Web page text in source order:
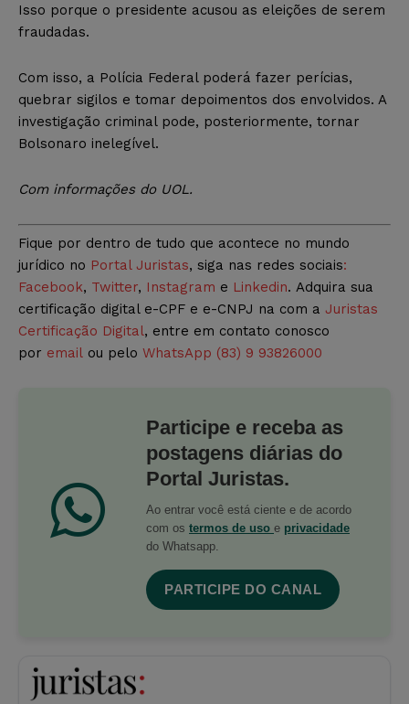
Isso porque o presidente acusou as eleições de serem
fraudadas.
Com isso, a Polícia Federal poderá fazer perícias,
quebrar sigilos e tomar depoimentos dos envolvidos. A
investigação criminal pode, posteriormente, tornar
Bolsonaro inelegível.
Com informações do UOL.
Fique por dentro de tudo que acontece no mundo
jurídico no Portal Juristas, siga nas redes sociais:
Facebook, Twitter, Instagram e Linkedin. Adquira sua
certificação digital e-CPF e e-CNPJ na com a Juristas
Certificação Digital, entre em contato conosco
por email ou pelo WhatsApp (83) 9 93826000
Participe e receba as
postagens diárias do
Portal Juristas.
Ao entrar você está ciente e de acordo
com os termos de uso e privacidade
do Whatsapp.
PARTICIPE DO CANAL